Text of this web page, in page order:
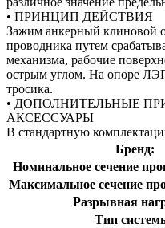
• ПРИНЦИП ДЕЙСТВИЯ
Зажим анкерный клиновой
проводника путем
механизма, рабочие
острым углом. На опоре
тросика.
• ДОПОЛНИТЕЛЬНЫЕ
АКСЕССУАРЫ
В стандартную
Бренд:
Номинальное сечение
Максимальное сечение
Разрывная
Тип